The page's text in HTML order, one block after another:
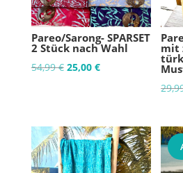
Pareo/Sarong- SPARSET
2 Stück nach Wahl
54,99€ Ursprünglicher
25,00 €Aktueller
mit